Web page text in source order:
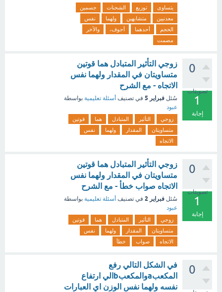
يتساوى توزيع الشحنات
جسمين
معدنيين
متشابهين ولهما
نفس
الحجم
أحدهما أجوف،
والآخر
مصمت
0
تصويتات
1
إجابة
زوجي التأثير المتبادل هما قوتين
متساويتان في المقدار ولهما نفس
الاتجاه - مع الشرح
سُئل فبراير 5 في تصنيف أسئلة تعليمية بواسطة
عبود
زوجي التأثير المتبادل هما
قوتين
متساويتان
المقدار ولهما
نفس
الاتجاه
0
تصويتات
1
إجابة
زوجي التأثير المتبادل هما قوتين
متساويتان في المقدار ولهما نفس
الاتجاه صواب خطأ - مع الشرح
سُئل فبراير 2 في تصنيف أسئلة تعليمية بواسطة
عبود
زوجي التأثير المتبادل هما
قوتين
متساويتان
المقدار ولهما
نفس
الاتجاه
صواب خطأ
0
في الشكل التالي رفع
المكعبaوالمكعبbالي ارتفاع
نفسه ولهما نفس الوزن اي العبارات